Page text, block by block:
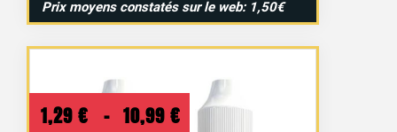
Prix moyens constatés sur le web: 1,50€
1,29 € – 10,99 €
Plage